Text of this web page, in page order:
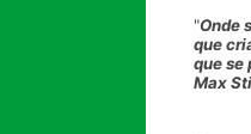
"Onde
que
que se
Max